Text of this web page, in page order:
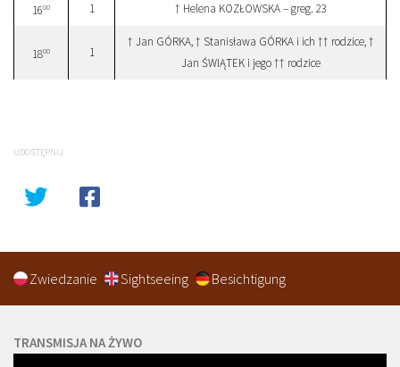
1600 1 † Helena KOZŁOWSKA – greg. 23
1800 1
† Jan GÓRKA, † Stanisława GÓRKA i ich †† rodzice, †
Jan ŚWIĄTEK i jego †† rodzice
UDOSTĘPNIJ
Zwiedzanie Sightseeing Besichtigung
TRANSMISJA NA ŻYWO